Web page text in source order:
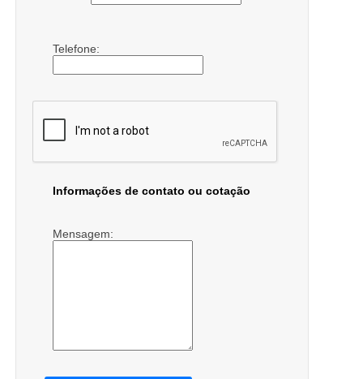
Telefone:
Informações de contato ou cotação
Mensagem: